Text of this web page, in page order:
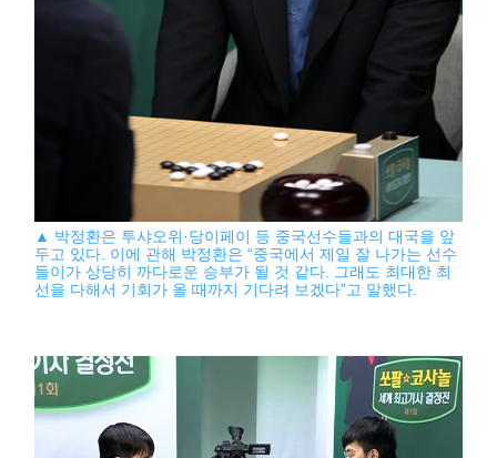
▲ 박정환은 투샤오위·당이페이 등 중국선수들과의 대국을 앞
두고 있다. 이에 관해 박정환은 “중국에서 제일 잘 나가는 선수
들이가 상당히 까다로운 승부가 될 것 같다. 그래도 최대한 최
선을 다해서 기회가 올 때까지 기다려 보겠다”고 말했다.